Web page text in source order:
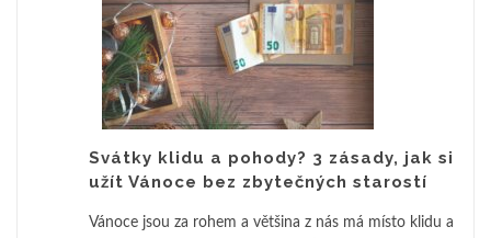
Svátky klidu a pohody? 3 zásady, jak si
užít Vánoce bez zbytečných starostí
Vánoce jsou za rohem a většina z nás má místo klidu a